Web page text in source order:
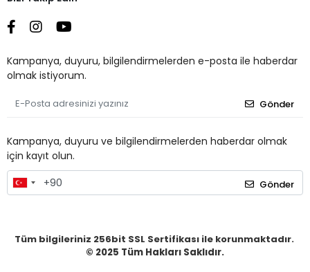
Kampanya, duyuru, bilgilendirmelerden e-posta ile haberdar
olmak istiyorum.
Gönder
Kampanya, duyuru ve bilgilendirmelerden haberdar olmak
için kayıt olun.
Gönder
Tüm bilgileriniz 256bit SSL Sertifikası ile korunmaktadır.
© 2025 Tüm Hakları Saklıdır.